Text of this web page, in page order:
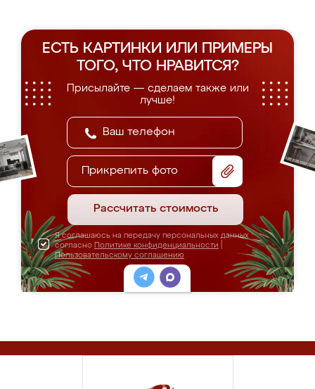
ЕСТЬ КАРТИНКИ ИЛИ ПРИМЕРЫ
ТОГО, ЧТО НРАВИТСЯ?
Присылайте — сделаем также или
лучше!
Прикрепить фото
Рассчитать стоимость
Я соглашаюсь на передачу персональных данных
согласно Политике конфиденциальности
Пользовательскому соглашению